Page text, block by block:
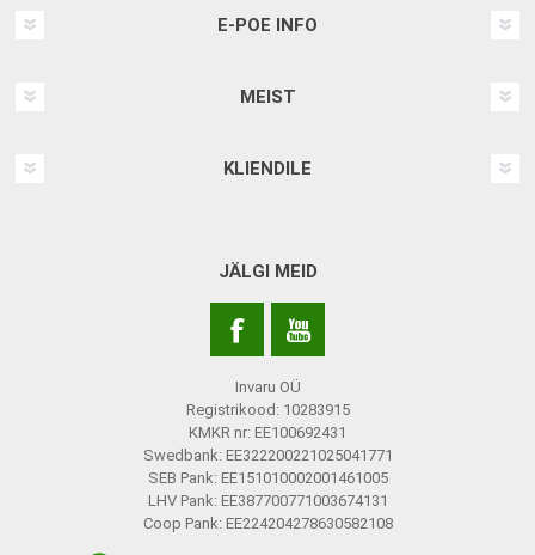
E-POE INFO
MEIST
KLIENDILE
JÄLGI MEID
Invaru OÜ
Registrikood: 10283915
KMKR nr: EE100692431
Swedbank: EE322200221025041771
SEB Pank: EE151010002001461005
LHV Pank: EE387700771003674131
Coop Pank: EE224204278630582108